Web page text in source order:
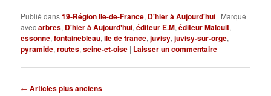
Publié dans19-Région Île-de-France, D'hier à Aujourd'hui | Marqué
avecarbres, D'hier à Aujourd'hui,éditeur E.M,éditeur Malcuit,
essonne,fontainebleau,ile de france,juvisy,juvisy-sur-orge,
pyramide,routes,seine-et-oise | Laisser un commentaire
Navigation
← Articles plus anciens